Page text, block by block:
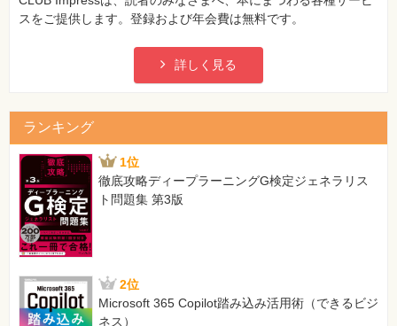
スをご提供します。登録および年会費は無料です。
詳しく見る
ランキング
1位
徹底攻略ディープラーニングG検定ジェネラリス
ト問題集 第3版
2位
Microsoft 365 Copilot踏み込み活用術（できるビジ
ネス）